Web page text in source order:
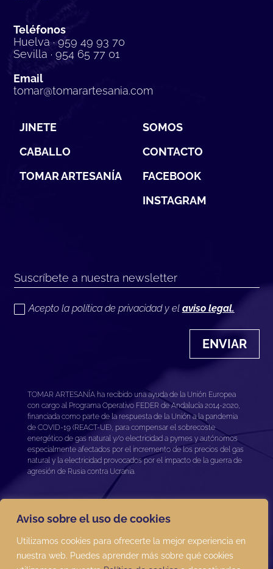
Aviso sobre el uso de cookies
Utilizamos cookies para ofrecerte la mejor experiencia en
nuestra web. Puedes aprender más sobre qué cookies
Teléfonos
Huelva · 959 49 93 70
Sevilla · 954 65 77 01
Email
tomar@tomarartesania.com
JINETE
CABALLO
TOMAR ARTESANÍA
SOMOS
CONTACTO
FACEBOOK
INSTAGRAM
Acepto la política de privacidad y el aviso legal.
ENVIAR
TOMAR ARTESANÍA ha recibido una ayuda de la Unión Europea
con cargo al Programa Operativo FEDER de Andalucía 2014-2020,
financiada como parte de la respuesta de la Unión a la pandemia
de COVID-19 (REACT-UE), para compensar el sobrecoste
energético de gas natural y/o electricidad a pymes y autónomos
especialmente afectados por el incremento de los precios del gas
natural y la electricidad provocados por el impacto de la guerra de
agresión de Rusia contra Ucrania.
Términos y condiciones| Aviso legal|Política de